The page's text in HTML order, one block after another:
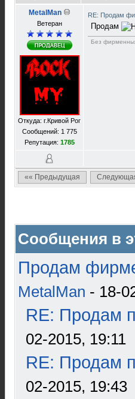
MetalMan
Ветеран
Откуда: г.Кривой Рог
Сообщений: 1 775
Репутация: 1785
RE: Продам
Продам
Без
«« Предыдущая
Сообщения в
Продам
MetalMan - 18-
RE: Продам
02-2015, 19:11
RE: Продам
02-2015, 19:43